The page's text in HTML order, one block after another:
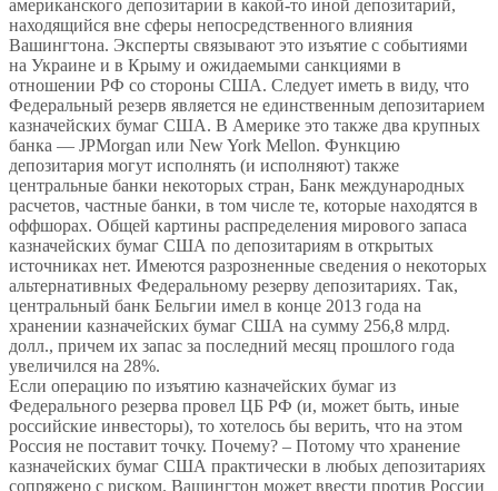
американского депозитарии в какой-то иной депозитарий,
находящийся вне сферы непосредственного влияния
Вашингтона. Эксперты связывают это изъятие с событиями
на Украине и в Крыму и ожидаемыми санкциями в
отношении РФ со стороны США. Следует иметь в виду, что
Федеральный резерв является не единственным депозитарием
казначейских бумаг США. В Америке это также два крупных
банка — JPMorgan или New York Mellon. Функцию
депозитария могут исполнять (и исполняют) также
центральные банки некоторых стран, Банк международных
расчетов, частные банки, в том числе те, которые находятся в
оффшорах. Общей картины распределения мирового запаса
казначейских бумаг США по депозитариям в открытых
источниках нет. Имеются разрозненные сведения о некоторых
альтернативных Федеральному резерву депозитариях. Так,
центральный банк Бельгии имел в конце 2013 года на
хранении казначейских бумаг США на сумму 256,8 млрд.
долл., причем их запас за последний месяц прошлого года
увеличился на 28%.
Если операцию по изъятию казначейских бумаг из
Федерального резерва провел ЦБ РФ (и, может быть, иные
российские инвесторы), то хотелось бы верить, что на этом
Россия не поставит точку. Почему? – Потому что хранение
казначейских бумаг США практически в любых депозитариях
сопряжено с риском. Вашингтон может ввести против России